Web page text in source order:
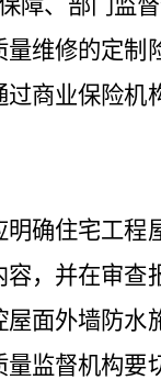
障、部门监
维修的定制
商业保险机
确住宅工程
，并在审查
面外墙防水
监督机构要